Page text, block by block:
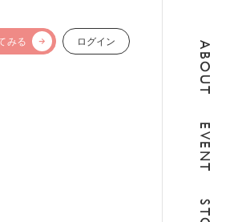
みる ログイン ABOUT
EVENT